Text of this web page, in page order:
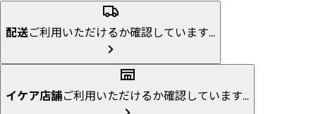
配送ご利用いただけるか確認しています...
イケア店舗ご利用いただけるか確認しています...